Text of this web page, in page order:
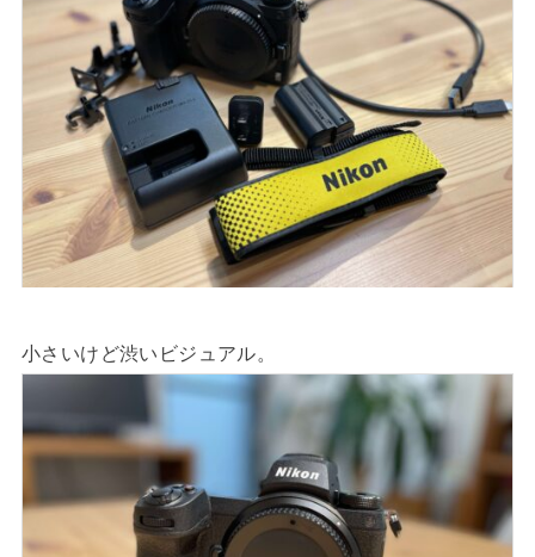
小さいけど渋いビジュアル。